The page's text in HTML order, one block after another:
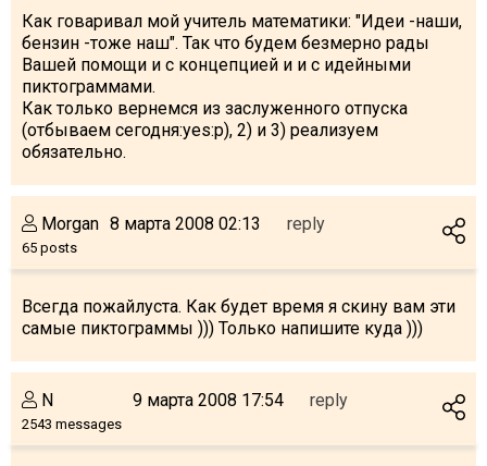
Как говаривал мой учитель математики: "Идеи -наши,
бензин -тоже наш". Так что будем безмерно рады
Вашей помощи и с концепцией и и с идейными
пиктограммами.
Как только вернемся из заслуженного отпуска
(отбываем сегодня:yes:p), 2) и 3) реализуем
обязательно.
Morgan
65 posts
8 марта 2008 02:13 reply
Всегда пожайлуста. Как будет время я скину вам эти
самые пиктограммы ))) Только напишите куда )))
N
2543 messages
9 марта 2008 17:54 reply